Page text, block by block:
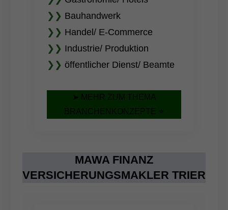
❯❯ Bauhandwerk
❯❯ Handel/ E-Commerce
❯❯ Industrie/ Produktion
❯❯ öffentlicher Dienst/ Beamte
➤ MEHR ZUM THEMA
BRANCHENKONZEPTE ⭐
MAWA FINANZ
VERSICHERUNGSMAKLER TRIER